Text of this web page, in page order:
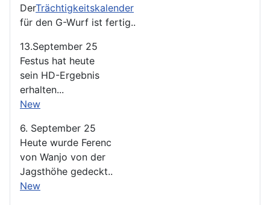
DerTrächtigkeitskalender
für den G-Wurf ist fertig..
13.September 25
Festus hat heute
sein HD-Ergebnis
erhalten...
New
6. September 25
Heute wurde Ferenc
von Wanjo von der
Jagsthöhe gedeckt..
New